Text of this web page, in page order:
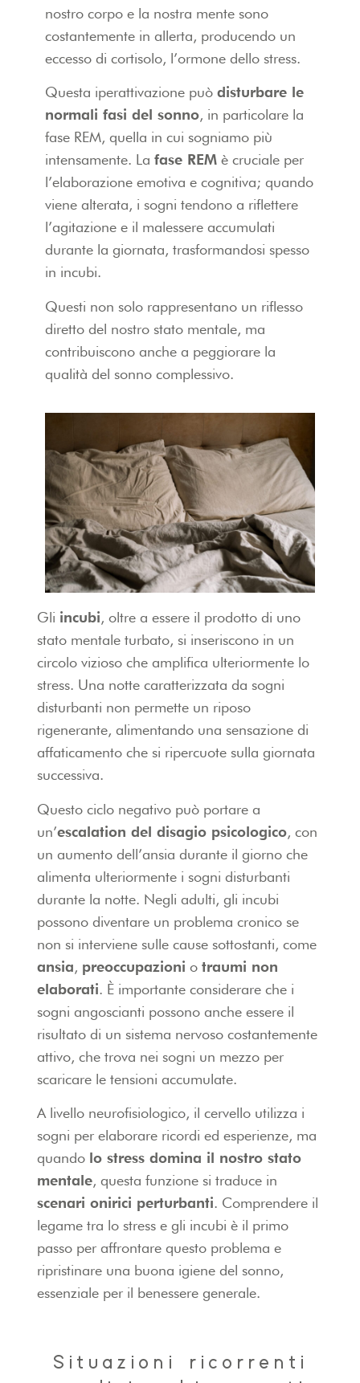
nostro corpo e la nostra mente sono
costantemente in allerta, producendo un
eccesso di cortisolo, l’ormone dello stress.
Questa iperattivazione può disturbare le
normali fasi del sonno, in particolare la
fase REM, quella in cui sogniamo più
intensamente. La fase REMè cruciale per
l’elaborazione emotiva e cognitiva; quando
viene alterata, i sogni tendono a riflettere
l’agitazione e il malessere accumulati
durante la giornata, trasformandosi spesso
in incubi.
Questi non solo rappresentano un riflesso
diretto del nostro stato mentale, ma
contribuiscono anche a peggiorare la
qualità del sonno complessivo.
Gli incubi, oltre a essere il prodotto di uno
stato mentale turbato, si inseriscono in un
circolo vizioso che amplifica ulteriormente lo
stress. Una notte caratterizzata da sogni
disturbanti non permette un riposo
rigenerante, alimentando una sensazione di
affaticamento che si ripercuote sulla giornata
successiva.
Questo ciclo negativo può portare a
un’escalation del disagio psicologico, con
un aumento dell’ansia durante il giorno che
alimenta ulteriormente i sogni disturbanti
durante la notte. Negli adulti, gli incubi
possono diventare un problema cronico se
non si interviene sulle cause sottostanti, come
ansia, preoccupazioni o traumi non
elaborati. È importante considerare che i
sogni angoscianti possono anche essere il
risultato di un sistema nervoso costantemente
attivo, che trova nei sogni un mezzo per
scaricare le tensioni accumulate.
A livello neurofisiologico, il cervello utilizza i
sogni per elaborare ricordi ed esperienze, ma
quando lo stress domina il nostro stato
mentale, questa funzione si traduce in
scenari onirici perturbanti. Comprendere il
legame tra lo stress e gli incubi è il primo
passo per affrontare questo problema e
ripristinare una buona igiene del sonno,
essenziale per il benessere generale.
Situazioni ricorrenti